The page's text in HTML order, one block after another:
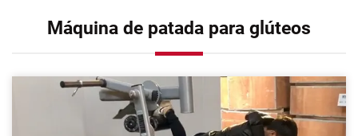
Máquina de patada para glúteos